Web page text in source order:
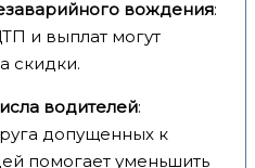
вождения:
и выплат могут
скидки.
водителей:
допущенных к
помогает уменьшить